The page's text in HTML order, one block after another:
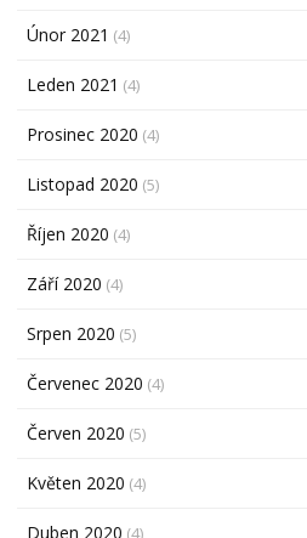
Únor 2021 (4)
Leden 2021 (4)
Prosinec 2020 (4)
Listopad 2020 (5)
Říjen 2020 (4)
Září 2020 (4)
Srpen 2020 (5)
Červenec 2020 (4)
Červen 2020 (5)
Květen 2020 (4)
Duben 2020 (4)